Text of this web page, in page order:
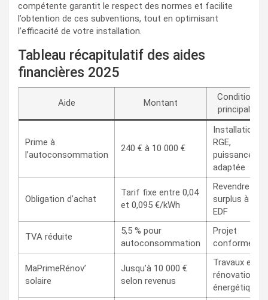
compétente garantit le respect des normes et facilite
l’obtention de ces subventions, tout en optimisant
l’efficacité de votre installation.
Tableau récapitulatif des aides
financières 2025
Aide Montant
Conditions
principales
Prime à
l’autoconsommation
240 € à 10 000 €
Installation
RGE,
puissance
adaptée
Obligation d’achat
Tarif fixe entre 0,04
et 0,095 €/kWh
Revendre
surplus à
EDF
TVA réduite
5,5 % pour
autoconsommation
Projet
conforme
MaPrimeRénov’
solaire
Jusqu’à 10 000 €
selon revenus
Travaux en
rénovation
énergétique